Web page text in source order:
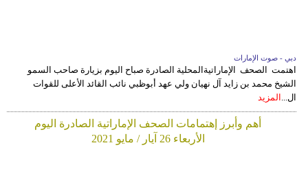
دبي - صوت الإمارات
اهتمت الصحف الإماراتيةالمحلية الصادرة صباح اليوم بزيارة صاحب السمو
الشيخ محمد بن زايد آل نهيان ولي عهد أبوظبي نائب القائد الأعلى للقوات
ال... المزيد
أهم وأبرز إهتمامات الصحف الإماراتية الصادرة اليوم
الأربعاء 26 آيار / مايو 2021